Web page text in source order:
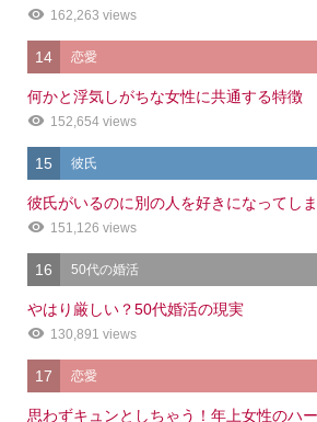
162,263 views
14 恋愛
何かと浮気しがちな女性に共通する特徴
152,654 views
15 彼氏
彼氏がいるのに別の人を好きになってし
151,126 views
16 50代の婚活
やはり厳しい？50代婚活の現実
130,891 views
17 恋愛
思わずキュンとしちゃう！年上女性のハ